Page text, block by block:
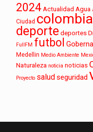
2024 Actualidad Agua
Ciudad colombia
deporte deportes
FullFM futbol
Medellin Medio Ambiente
Naturaleza noticia noticias
Proyecto saludseguridad